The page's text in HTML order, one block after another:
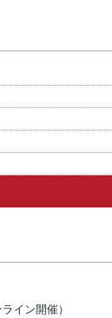
イン開催）